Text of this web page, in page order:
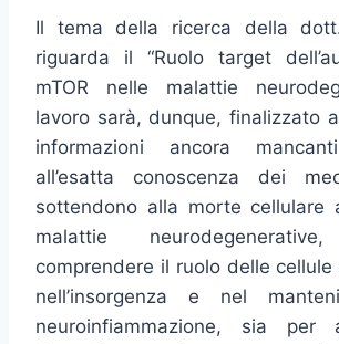
Il tema della ricerca della
riguarda il “Ruolo target
mTOR nelle malattie
lavoro sarà, dunque, finalizzato
informazioni ancora
all’esatta conoscenza dei
sottendono alla morte cellulare
malattie
comprendere il ruolo delle cellule
nell’insorgenza e nel
neuroinfiammazione, sia per